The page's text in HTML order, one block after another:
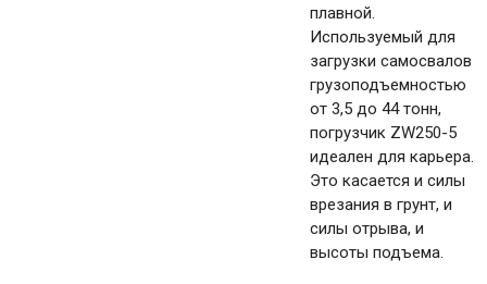
плавной.
Используемый для
загрузки самосвалов
грузоподъемностью
от 3,5 до 44 тонн,
погрузчик ZW250-5
идеален для карьера.
Это касается и силы
врезания в грунт, и
силы отрыва, и
высоты подъема.